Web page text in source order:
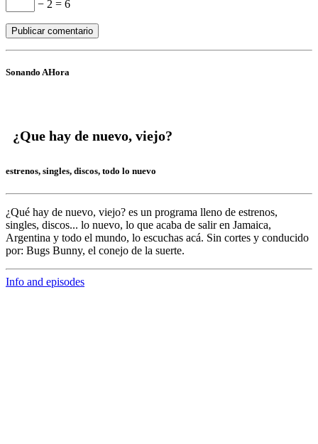
− 2 = 6
Sonando AHora
¿Que hay de nuevo, viejo?
estrenos, singles, discos, todo lo nuevo
¿Qué hay de nuevo, viejo? es un programa lleno de estrenos,
singles, discos... lo nuevo, lo que acaba de salir en Jamaica,
Argentina y todo el mundo, lo escuchas acá. Sin cortes y conducido
por: Bugs Bunny, el conejo de la suerte.
Info and episodes